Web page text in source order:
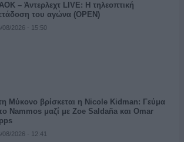
– Άντερλεχτ LIVE: Η τηλεοπτική
του αγώνα (OPEN)
08/2026 - 15:50
Μύκονο βρίσκεται η Nicole Kidman: Γεύμα
Nammos μαζί με Zoe Saldaña και Omar
08/2026 - 12:41